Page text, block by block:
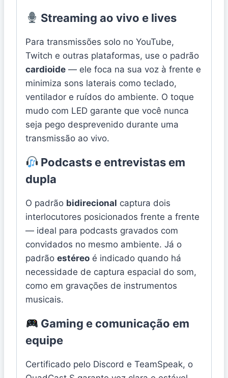
Streaming ao vivo e lives
Para transmissões solo no YouTube,
Twitch e outras plataformas, use o padrão
cardioide — ele foca na sua voz à frente e
minimiza sons laterais como teclado,
ventilador e ruídos do ambiente. O toque
mudo com LED garante que você nunca
seja pego desprevenido durante uma
transmissão ao vivo.
Podcasts e entrevistas em
dupla
O padrão bidirecional captura dois
interlocutores posicionados frente a frente
— ideal para podcasts gravados com
convidados no mesmo ambiente. Já o
padrão estéreo é indicado quando há
necessidade de captura espacial do som,
como em gravações de instrumentos
musicais.
Gaming e comunicação em
equipe
Certificado pelo Discord e TeamSpeak, o